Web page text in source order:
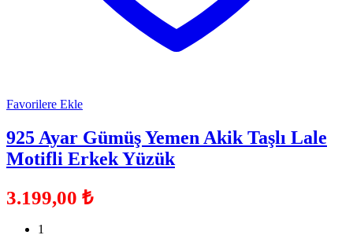
Favorilere Ekle
925 Ayar Gümüş Yemen Akik Taşlı Lale
Motifli Erkek Yüzük
3.199,00 ₺
1